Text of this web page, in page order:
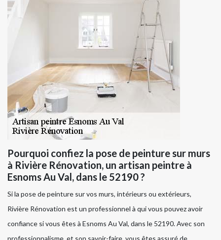
Pourquoi confiez la pose de peinture sur murs
à Rivière Rénovation, un artisan peintre à
Esnoms Au Val, dans le 52190 ?
Si la pose de peinture sur vos murs, intérieurs ou extérieurs,
Rivière Rénovation est un professionnel à qui vous pouvez avoir
confiance si vous êtes à Esnoms Au Val, dans le 52190. Avec son